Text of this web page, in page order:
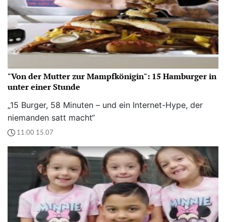
"Von der Mutter zur Mampfkönigin": 15 Hamburger in
unter einer Stunde
„15 Burger, 58 Minuten – und ein Internet-Hype, der
niemanden satt macht“
11:00 15.07